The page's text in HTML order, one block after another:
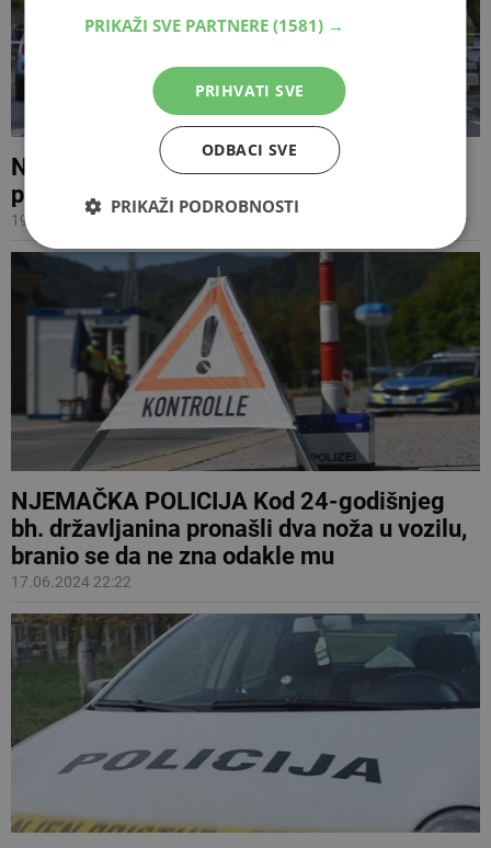
NAPAD NOŽEM U ENGLESKOJ Jedna žena
preminula, dvije osobe u kritičnom stanju
19.08.2024 13:14
NJEMAČKA POLICIJA Kod 24-godišnjeg
bh. državljanina pronašli dva noža u vozilu,
branio se da ne zna odakle mu
17.06.2024 22:22
PRIKAŽI SVE PARTNERE (1581) →
PRIHVATI SVE
ODBACI SVE
PRIKAŽI PODROBNOSTI